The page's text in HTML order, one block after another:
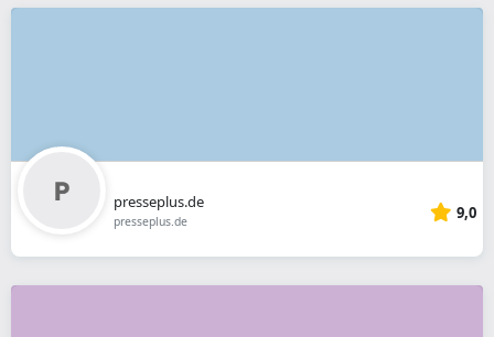
}}
presseplus.de
presseplus.de 9,0